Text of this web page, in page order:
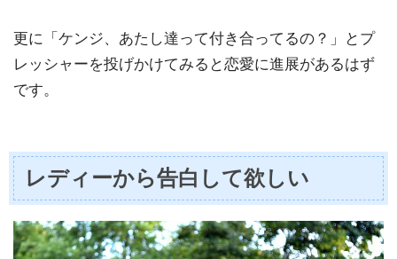
更に「ケンジ、あたし達って付き合ってるの？」とプ
レッシャーを投げかけてみると恋愛に進展があるはず
です。
レディーから告白して欲しい